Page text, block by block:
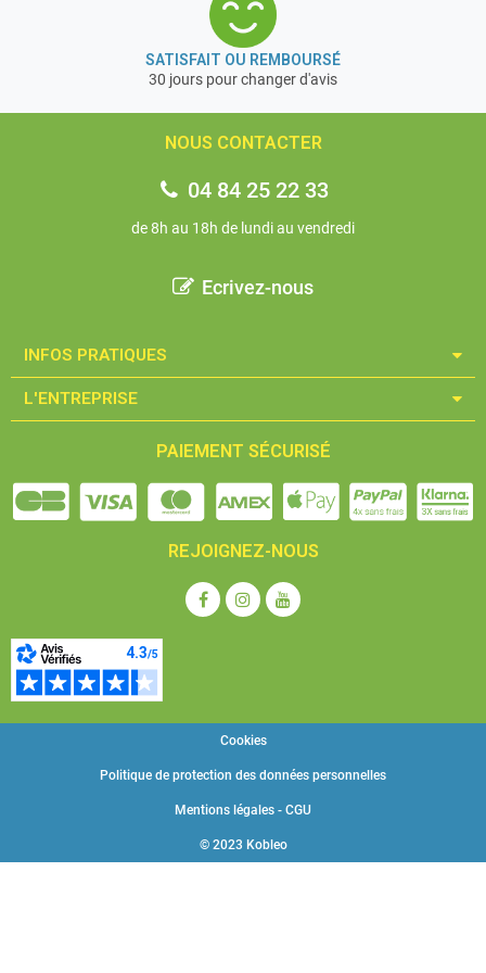
SATISFAIT OU REMBOURSÉ
30 jours pour changer d'avis
NOUS CONTACTER
04 84 25 22 33
de 8h au 18h de lundi au vendredi
Ecrivez-nous
INFOS PRATIQUES​
L'ENTREPRISE​
PAIEMENT SÉCURISÉ
REJOIGNEZ-NOUS
© 2023 Kobleo
Mentions légales - CGU
Politique de protection des données personnelles
Cookies